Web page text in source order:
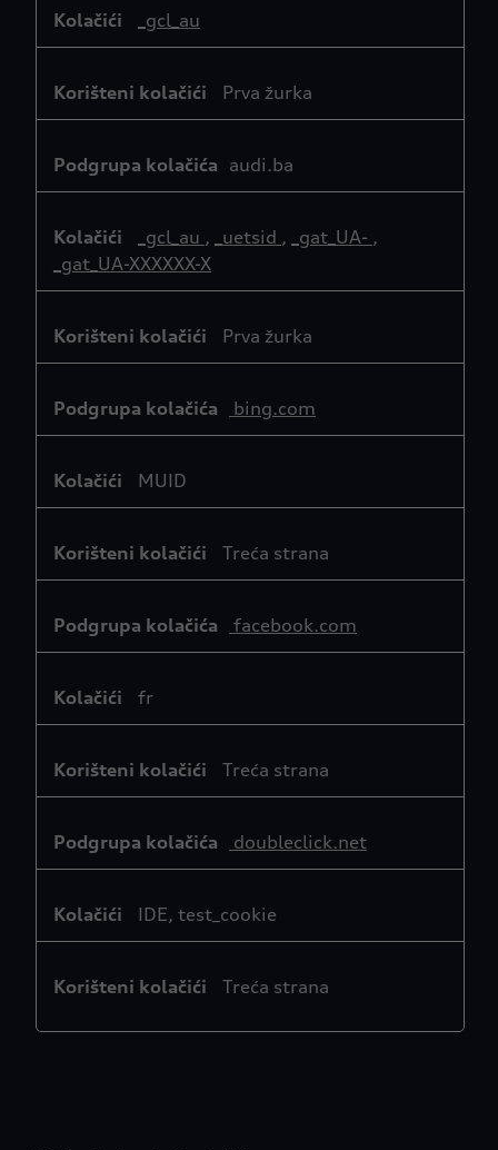
_gcl_au
Prva žurka
audi.ba
_gcl_au , _uetsid , _gat_UA- ,
_gat_UA-XXXXXX-X
Prva žurka
bing.com
MUID
Treća strana
facebook.com
fr
Treća strana
doubleclick.net
IDE, test_cookie
Treća strana